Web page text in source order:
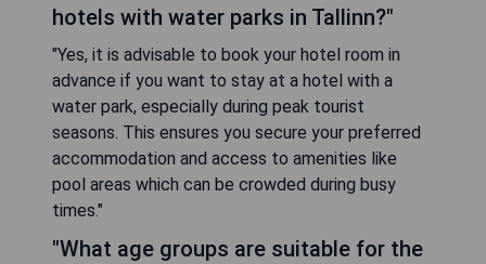
hotels with water parks in Tallinn?"
"Yes, it is advisable to book your hotel room in
advance if you want to stay at a hotel with a
water park, especially during peak tourist
seasons. This ensures you secure your preferred
accommodation and access to amenities like
pool areas which can be crowded during busy
times."
"What age groups are suitable for the